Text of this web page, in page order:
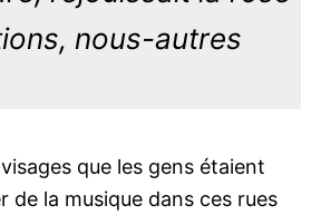
nous-autres
que les gens étaient
de la musique dans ces rues